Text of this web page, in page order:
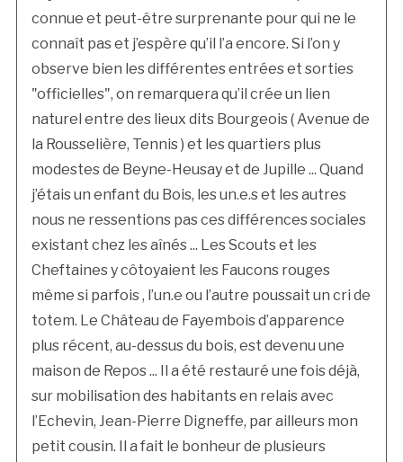
connue et peut-être surprenante pour qui ne le
connaît pas et j’espère qu’il l’a encore. Si l’on y
observe bien les différentes entrées et sorties
"officielles", on remarquera qu’il crée un lien
naturel entre des lieux dits Bourgeois ( Avenue de
la Rousselière, Tennis ) et les quartiers plus
modestes de Beyne-Heusay et de Jupille ... Quand
j’étais un enfant du Bois, les un.e.s et les autres
nous ne ressentions pas ces différences sociales
existant chez les aînés ... Les Scouts et les
Cheftaines y côtoyaient les Faucons rouges
même si parfois , l’un.e ou l’autre poussait un cri de
totem. Le Château de Fayembois d’apparence
plus récent, au-dessus du bois, est devenu une
maison de Repos ... Il a été restauré une fois déjà,
sur mobilisation des habitants en relais avec
l’Echevin, Jean-Pierre Digneffe, par ailleurs mon
petit cousin. Il a fait le bonheur de plusieurs